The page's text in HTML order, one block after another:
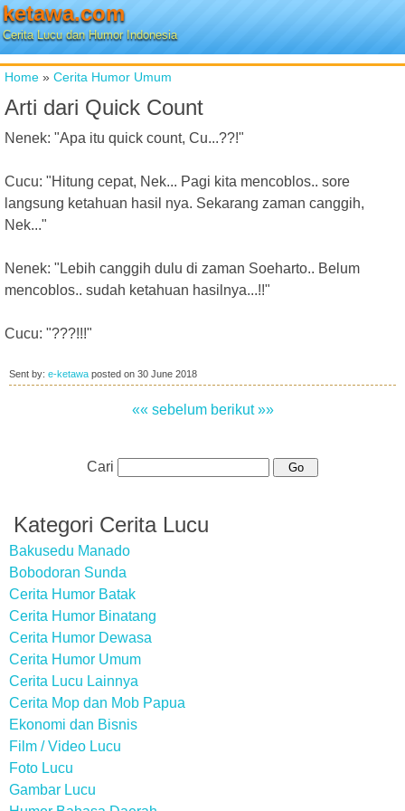
ketawa.com
Cerita Lucu dan Humor Indonesia
Home » Cerita Humor Umum
Arti dari Quick Count
Nenek: "Apa itu quick count, Cu...??!"
Cucu: "Hitung cepat, Nek... Pagi kita mencoblos.. sore
langsung ketahuan hasil nya. Sekarang zaman canggih,
Nek..."
Nenek: "Lebih canggih dulu di zaman Soeharto.. Belum
mencoblos.. sudah ketahuan hasilnya...!!"
Cucu: "???!!!"
Sent by: e-ketawa posted on 30 June 2018
«« sebelum berikut »»
Cari
Kategori Cerita Lucu
Bakusedu Manado
Bobodoran Sunda
Cerita Humor Batak
Cerita Humor Binatang
Cerita Humor Dewasa
Cerita Humor Umum
Cerita Lucu Lainnya
Cerita Mop dan Mob Papua
Ekonomi dan Bisnis
Film / Video Lucu
Foto Lucu
Gambar Lucu